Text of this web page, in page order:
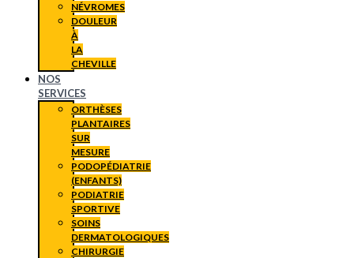
NÉVROMES
DOULEUR
À
LA
CHEVILLE
NOS
SERVICES
ORTHÈSES
PLANTAIRES
SUR
MESURE
PODOPÉDIATRIE
(ENFANTS)
PODIATRIE
SPORTIVE
SOINS
DERMATOLOGIQUES
CHIRURGIE